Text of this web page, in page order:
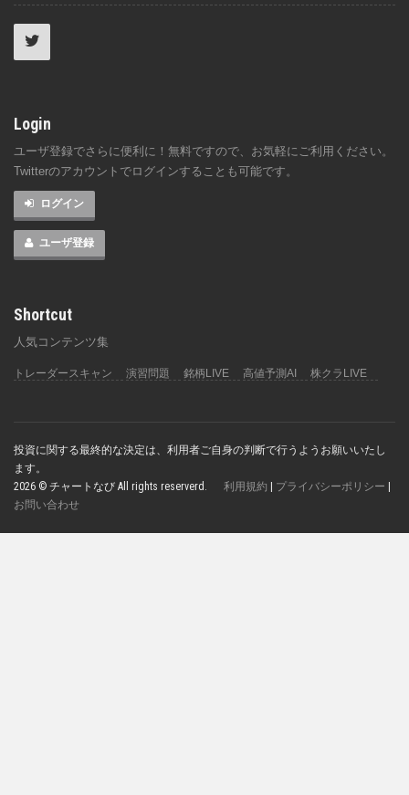
Login
ユーザ登録でさらに便利に！無料ですので、お気軽にご利用ください。
Twitterのアカウントでログインすることも可能です。
ログイン
ユーザ登録
Shortcut
人気コンテンツ集
トレーダースキャン 演習問題 銘柄LIVE 高値予測AI 株クラLIVE
投資に関する最終的な決定は、利用者ご自身の判断で行うようお願いいたし
ます。
2026 © チャートなび All rights reserverd. 利用規約 | プライバシーポリシー |
お問い合わせ